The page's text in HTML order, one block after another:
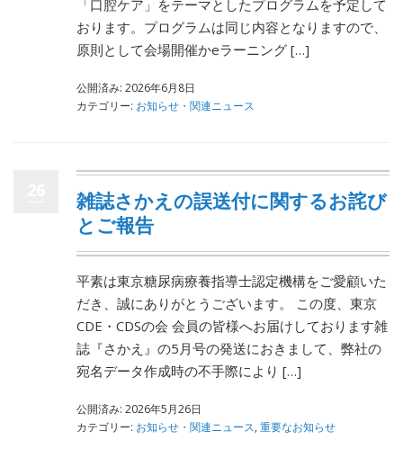
「口腔ケア」をテーマとしたプログラムを予定して
おります。プログラムは同じ内容となりますので、
原則として会場開催かeラーニング […]
公開済み: 2026年6月8日
カテゴリー: お知らせ・関連ニュース
雑誌さかえの誤送付に関するお詫び
とご報告
平素は東京糖尿病療養指導士認定機構をご愛顧いた
だき、誠にありがとうございます。 この度、東京
CDE・CDSの会 会員の皆様へお届けしております雑
誌『さかえ』の5月号の発送におきまして、弊社の
宛名データ作成時の不手際により […]
公開済み: 2026年5月26日
カテゴリー: お知らせ・関連ニュース, 重要なお知らせ